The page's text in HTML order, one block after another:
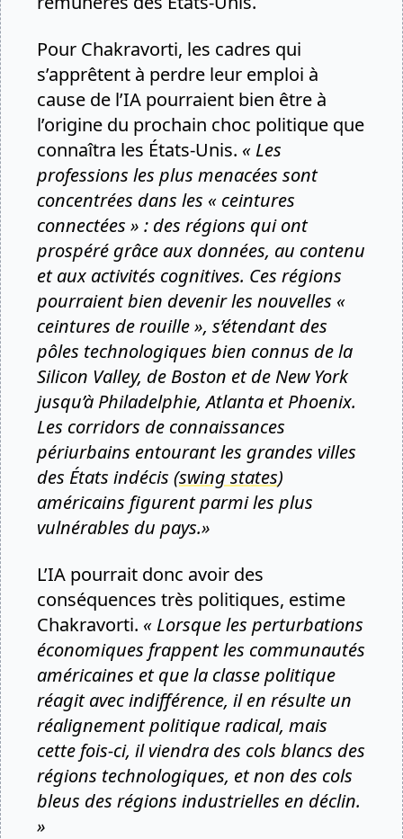
Pour Chakravorti, les cadres qui
s’apprêtent à perdre leur emploi à
cause de l’IA pourraient bien être à
l’origine du prochain choc politique que
connaîtra les États-Unis. « Les
professions les plus menacées sont
concentrées dans les « ceintures
connectées » : des régions qui ont
prospéré grâce aux données, au contenu
et aux activités cognitives. Ces régions
pourraient bien devenir les nouvelles «
ceintures de rouille », s’étendant des
pôles technologiques bien connus de la
Silicon Valley, de Boston et de New York
jusqu’à Philadelphie, Atlanta et Phoenix.
Les corridors de connaissances
périurbains entourant les grandes villes
des États indécis (swing states)
américains figurent parmi les plus
vulnérables du pays.»
L’IA pourrait donc avoir des
conséquences très politiques, estime
Chakravorti. « Lorsque les perturbations
économiques frappent les communautés
américaines et que la classe politique
réagit avec indifférence, il en résulte un
réalignement politique radical, mais
cette fois-ci, il viendra des cols blancs des
régions technologiques, et non des cols
bleus des régions industrielles en déclin.
»